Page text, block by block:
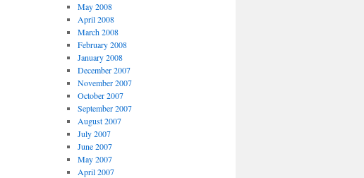
May 2008
April 2008
March 2008
February 2008
January 2008
December 2007
November 2007
October 2007
September 2007
August 2007
July 2007
June 2007
May 2007
April 2007